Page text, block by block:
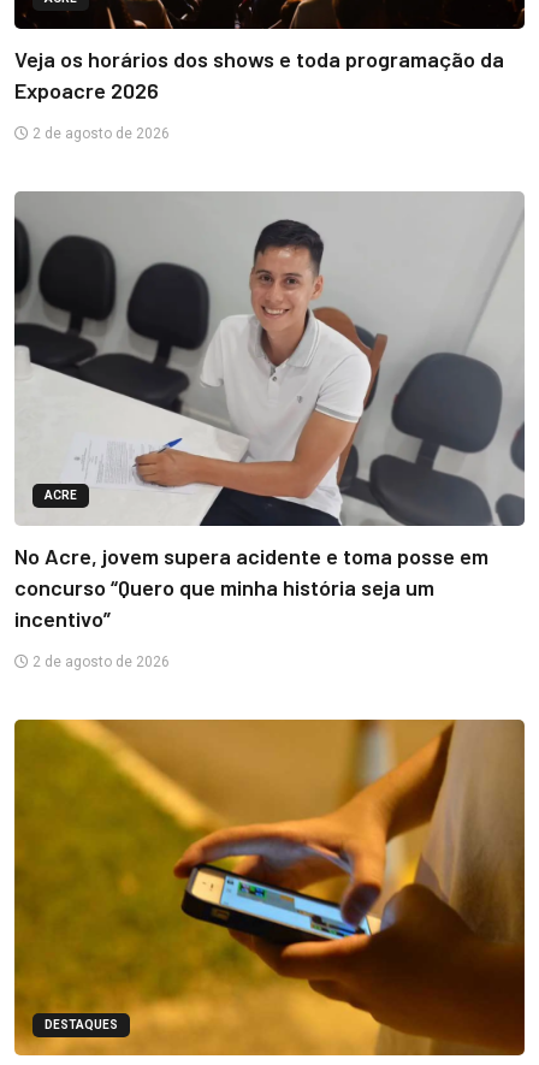
Veja os horários dos shows e toda programação da
Expoacre 2026
2 de agosto de 2026
ACRE
No Acre, jovem supera acidente e toma posse em
concurso “Quero que minha história seja um
incentivo”
2 de agosto de 2026
DESTAQUES